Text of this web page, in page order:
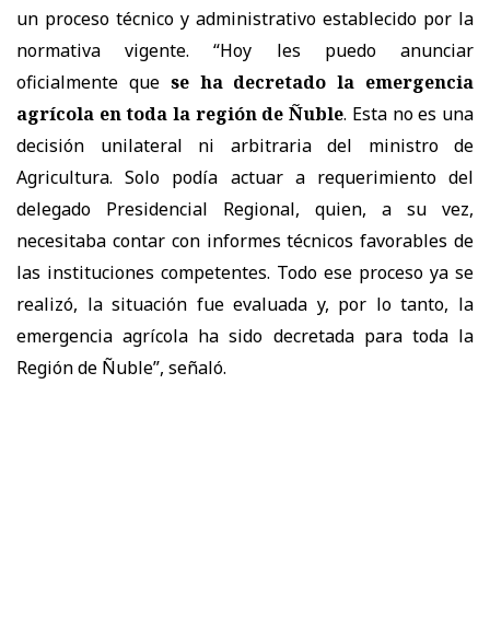
un proceso técnico y administrativo establecido por la
normativa vigente. “Hoy les puedo anunciar
oficialmente que se ha decretado la emergencia
agrícola en toda la región de Ñuble. Esta no es una
decisión unilateral ni arbitraria del ministro de
Agricultura. Solo podía actuar a requerimiento del
delegado Presidencial Regional, quien, a su vez,
necesitaba contar con informes técnicos favorables de
las instituciones competentes. Todo ese proceso ya se
realizó, la situación fue evaluada y, por lo tanto, la
emergencia agrícola ha sido decretada para toda la
Región de Ñuble”, señaló.